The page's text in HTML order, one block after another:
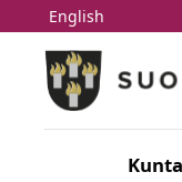
Siirry
English